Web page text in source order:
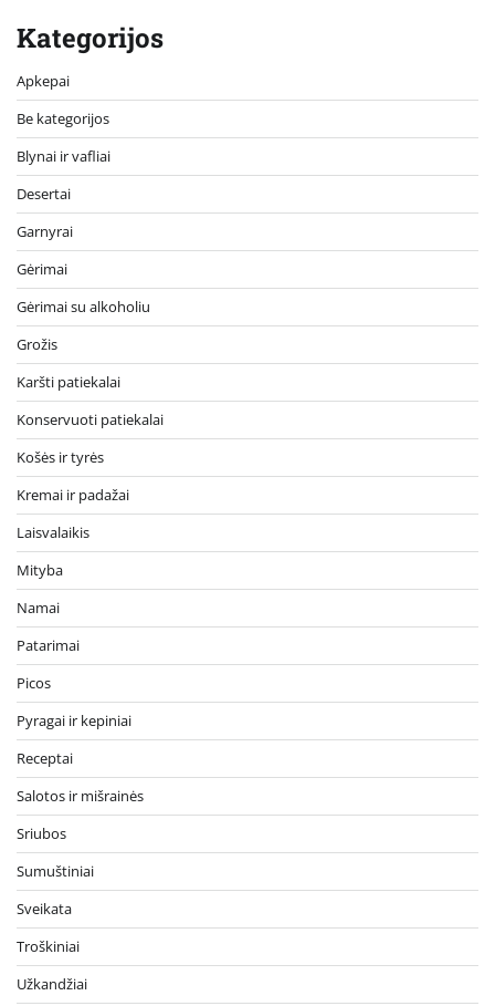
Kategorijos
Apkepai
Be kategorijos
Blynai ir vafliai
Desertai
Garnyrai
Gėrimai
Gėrimai su alkoholiu
Grožis
Karšti patiekalai
Konservuoti patiekalai
Košės ir tyrės
Kremai ir padažai
Laisvalaikis
Mityba
Namai
Patarimai
Picos
Pyragai ir kepiniai
Receptai
Salotos ir mišrainės
Sriubos
Sumuštiniai
Sveikata
Troškiniai
Užkandžiai